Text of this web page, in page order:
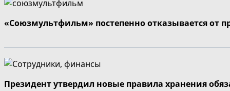
«Союзмультфильм» постепенно отказывается от
Президент утвердил новые правила хранения